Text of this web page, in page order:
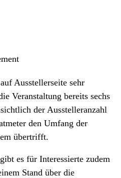
Ausstellerseite sehr
Veranstaltung bereits sechs
der Ausstelleranzahl
den Umfang der
übertrifft.
es für Interessierte zudem
Stand über die